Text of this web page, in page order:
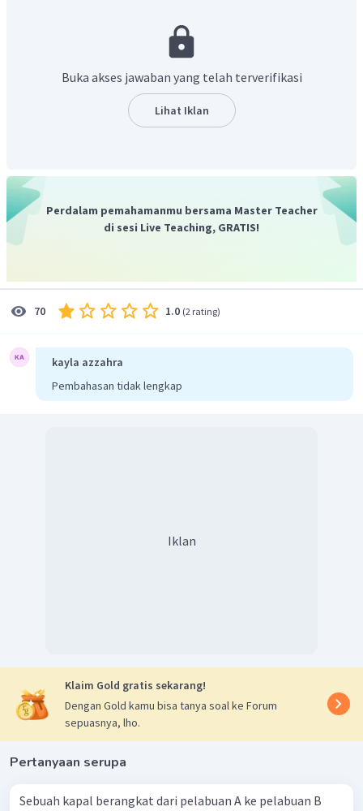
Dengan demikian, panjang sisic
Buka akses jawaban yang telah terverifikasi
Lihat Iklan
Perdalam pemahamanmu bersama Master Teacher
di sesi Live Teaching, GRATIS!
70 1.0 (2 rating)
kayla azzahra
Pembahasan tidak lengkap
Iklan
Klaim Gold gratis sekarang!
Dengan Gold kamu bisa tanya soal ke Forum
sepuasnya, lho.
Pertanyaan serupa
Sebuah kapal berangkat dari pelabuan A ke pelabuan B